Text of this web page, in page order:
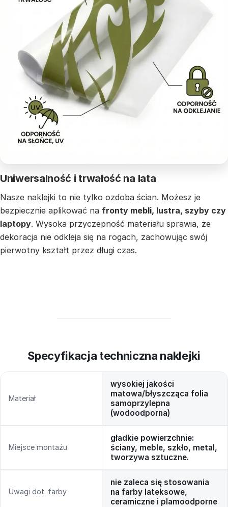
Uniwersalność i trwałość na lata
Nasze naklejki to nie tylko ozdoba ścian. Możesz je
bezpiecznie aplikować na fronty mebli, lustra, szyby czy
laptopy. Wysoka przyczepność materiału sprawia, że
dekoracja nie odkleja się na rogach, zachowując swój
pierwotny kształt przez długi czas.
Specyfikacja techniczna naklejki
Materiał
wysokiej jakości
matowa/błyszcząca folia
samoprzylepna
(wodoodporna)
Miejsce montażu
gładkie powierzchnie:
ściany, meble, szkło, metal,
tworzywa sztuczne.
Uwagi dot. farby
nie zaleca się stosowania
na farby lateksowe,
ceramiczne i plamoodporne